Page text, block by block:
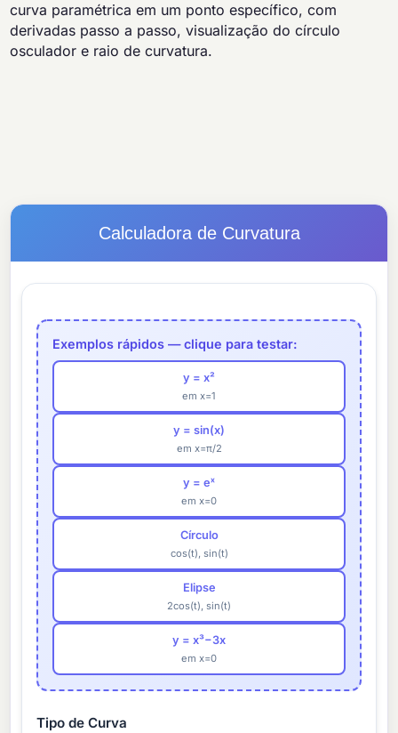
curva paramétrica em um ponto específico, com
derivadas passo a passo, visualização do círculo
osculador e raio de curvatura.
Calculadora de Curvatura
Exemplos rápidos — clique para testar:
y = x²
em x=1
y = sin(x)
em x=π/2
y = eˣ
em x=0
Círculo
cos(t), sin(t)
Elipse
2cos(t), sin(t)
y = x³−3x
em x=0
Tipo de Curva